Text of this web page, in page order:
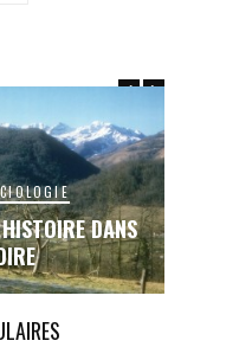
DANS